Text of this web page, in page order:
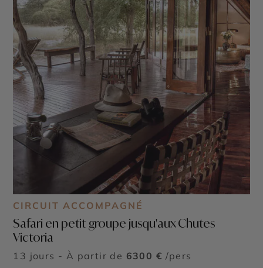
CIRCUIT ACCOMPAGNÉ
Safari en petit groupe jusqu'aux Chutes
Victoria
13 jours - À partir de 6300 € /pers